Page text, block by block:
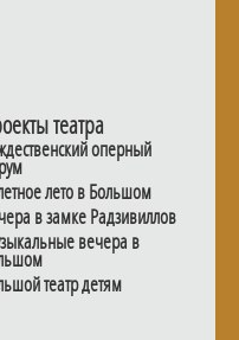
театра
оперный
лето в Большом
в замке Радзивиллов
вечера в
театр детям